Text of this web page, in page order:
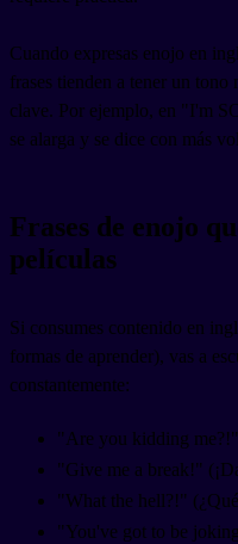
Cuando expresas enojo en
frases tienden a tener un tono
clave. Por ejemplo, en "I'm
se alarga y se dice con más
Frases de enojo
películas
Si consumes contenido en
formas de aprender), vas a
constantemente:
"Are you kidding
"Give me a break!"
"What the hell?!"
"You've got to be